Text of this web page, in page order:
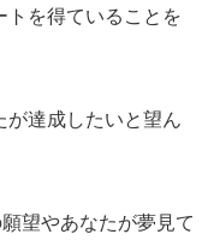
トを得ていることを
達成したいと望ん
望やあなたが夢見て